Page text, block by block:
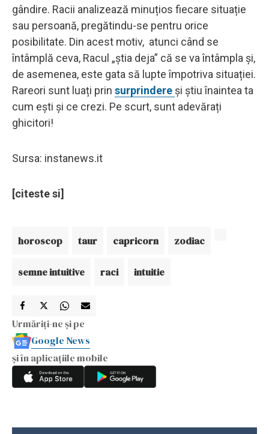
gândire. Racii analizează minuțios fiecare situație
sau persoană, pregătindu-se pentru orice
posibilitate. Din acest motiv, atunci când se
întâmplă ceva, Racul „știa deja” că se va întâmpla și,
de asemenea, este gata să lupte împotriva situației.
Rareori sunt luați prin surprindere și știu înaintea ta
cum ești și ce crezi. Pe scurt, sunt adevărați
ghicitori!
Sursa: instanews.it
[citeste si]
horoscop taur capricorn zodiac
semne intuitive raci intuitie
Urmăriți-ne și pe
Google News
și în aplicațiile mobile